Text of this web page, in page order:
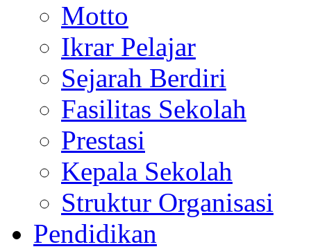
Motto
Ikrar Pelajar
Sejarah Berdiri
Fasilitas Sekolah
Prestasi
Kepala Sekolah
Struktur Organisasi
Pendidikan